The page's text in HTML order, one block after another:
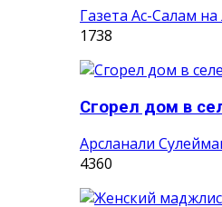
Газета Ас-Салам на
1738
Сгорел дом в
Арсланали
4360